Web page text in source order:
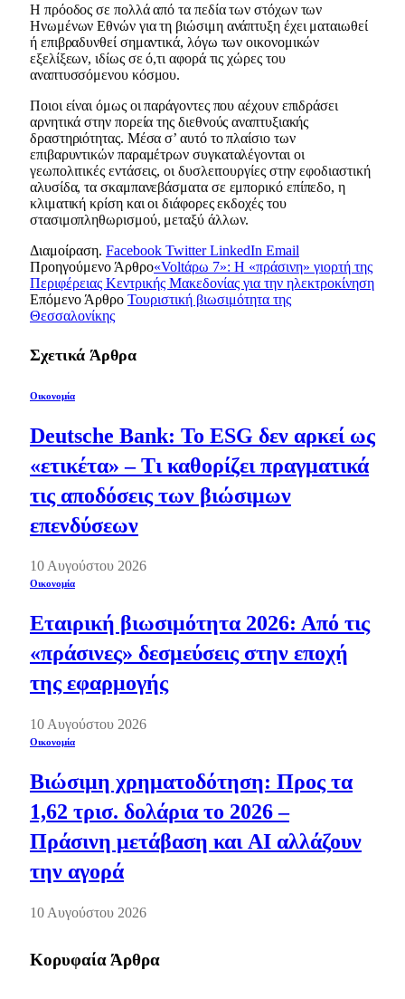
Η πρόοδος σε πολλά από τα πεδία των στόχων των
Ηνωμένων Εθνών για τη βιώσιμη ανάπτυξη έχει ματαιωθεί
ή επιβραδυνθεί σημαντικά, λόγω των οικονομικών
εξελίξεων, ιδίως σε ό,τι αφορά τις χώρες του
αναπτυσσόμενου κόσμου.
Ποιοι είναι όμως οι παράγοντες που αέχουν επιδράσει
αρνητικά στην πορεία της διεθνούς αναπτυξιακής
δραστηριότητας. Μέσα σ’ αυτό το πλαίσιο των
επιβαρυντικών παραμέτρων συγκαταλέγονται οι
γεωπολιτικές εντάσεις, οι δυσλειτουργίες στην εφοδιαστική
αλυσίδα, τα σκαμπανεβάσματα σε εμπορικό επίπεδο, η
κλιματική κρίση και οι διάφορες εκδοχές του
στασιμοπληθωρισμού, μεταξύ άλλων.
Διαμοίραση. Facebook Twitter LinkedIn Email
Προηγούμενο Άρθρο«Voltάρω 7»: Η «πράσινη» γιορτή της
Περιφέρειας Κεντρικής Μακεδονίας για την ηλεκτροκίνηση
Επόμενο Άρθρο Τουριστική βιωσιμότητα της
Θεσσαλονίκης
Σχετικά Άρθρα
Οικονομία
Deutsche Bank: Το ESG δεν αρκεί ως
«ετικέτα» – Τι καθορίζει πραγματικά
τις αποδόσεις των βιώσιμων
επενδύσεων
10 Αυγούστου 2026
Οικονομία
Εταιρική βιωσιμότητα 2026: Από τις
«πράσινες» δεσμεύσεις στην εποχή
της εφαρμογής
10 Αυγούστου 2026
Οικονομία
Βιώσιμη χρηματοδότηση: Προς τα
1,62 τρισ. δολάρια το 2026 –
Πράσινη μετάβαση και AI αλλάζουν
την αγορά
10 Αυγούστου 2026
Κορυφαία Άρθρα